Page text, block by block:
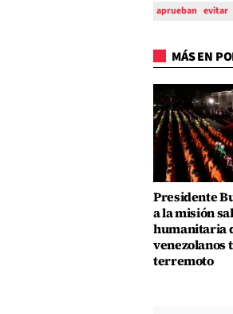
aprueban evitar
MÁS EN
Presidente
a la misión
humanitaria
venezolanos
terremoto